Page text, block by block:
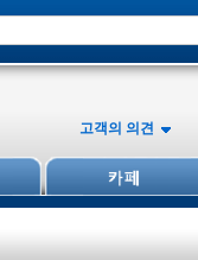
고객의 의견